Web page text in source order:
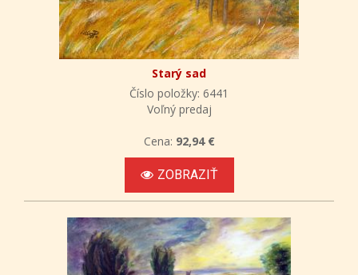
Starý sad
Číslo položky: 6441
Voľný predaj
Cena: 92,94 €
ZOBRAZIŤ